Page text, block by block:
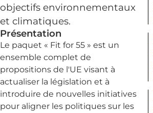
objectifs environnementaux
et climatiques.
Présentation
Le paquet « Fit for 55 » est un
ensemble complet de
propositions de l'UE visant à
actualiser la législation et à
introduire de nouvelles initiatives
pour aligner les politiques sur les